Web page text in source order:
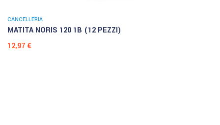
CANCELLERIA
MATITA NORIS 120 1B (12 PEZZI)
Prezzo
12,97 €